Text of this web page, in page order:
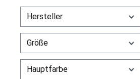
Hersteller
Größe
Hauptfarbe